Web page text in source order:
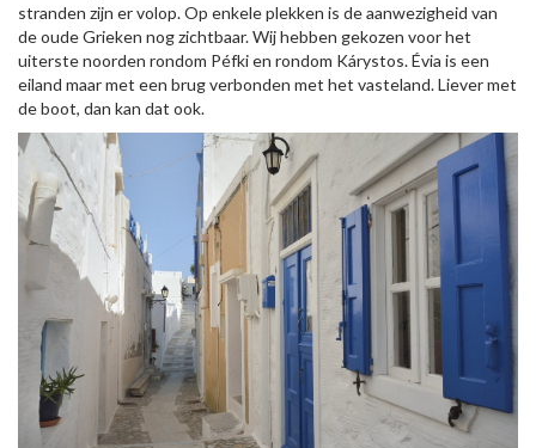
stranden zijn er volop. Op enkele plekken is de aanwezigheid van
de oude Grieken nog zichtbaar. Wij hebben gekozen voor het
uiterste noorden rondom Péfki en rondom Kárystos. Évia is een
eiland maar met een brug verbonden met het vasteland. Liever met
de boot, dan kan dat ook.